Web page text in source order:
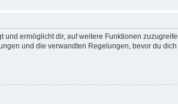
ermöglicht dir, auf weitere Funktionen
und die verwandten Regelungen, bevor du